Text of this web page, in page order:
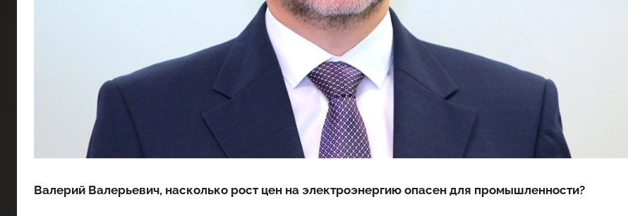
Валерий Валерьевич, насколько рост цен на электроэнергию опасен для промышленности?